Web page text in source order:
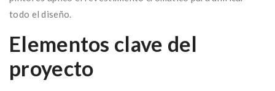
todo el diseño.
Elementos clave del
proyecto